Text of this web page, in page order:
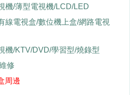
機/薄型電視機/LCD/LED
線電視盒/數位機上盒/網路電視
機/KTV/DVD/學習型/燒錄型
修
周邊